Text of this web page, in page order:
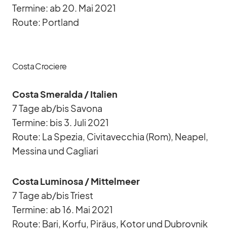
Ter­mine: ab 20. Mai 2021
Route: Port­land
Costa Crociere
Costa Sme­ralda /​ Ita­lien
7 Tage ab/​bis Sa­vona
Ter­mine: bis 3. Juli 2021
Route: La Spe­zia, Ci­vi­ta­vec­chia (Rom), Nea­pel,
Mes­sina und Ca­gliari
Costa Lu­mi­nosa /​ Mit­tel­meer
7 Tage ab/​bis Tri­est
Ter­mine: ab 16. Mai 2021
Route: Bari, Korfu, Pi­räus, Ko­tor und Du­brov­nik